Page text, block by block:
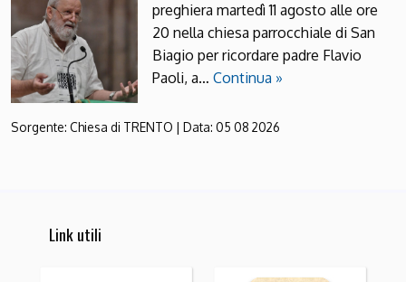
preghiera martedì 11 agosto alle ore
20 nella chiesa parrocchiale di San
Biagio per ricordare padre Flavio
Paoli, a… Continua »
Sorgente: Chiesa di TRENTO | Data: 05 08 2026
Link utili